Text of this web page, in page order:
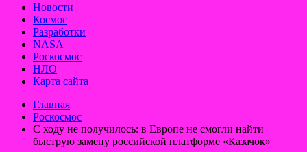
Новости
Космос
Разработки
NASA
Роскосмос
НЛО
Карта сайта
Главная
Роскосмос
С ходу не получилось: в Европе не смогли найти
быструю замену российской платформе «Казачок»